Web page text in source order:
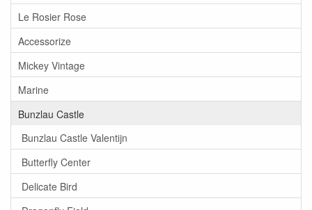
Le Rosier Rose
Accessorize
Mickey Vintage
Marine
Bunzlau Castle
Bunzlau Castle Valentijn
Butterfly Center
Delicate Bird